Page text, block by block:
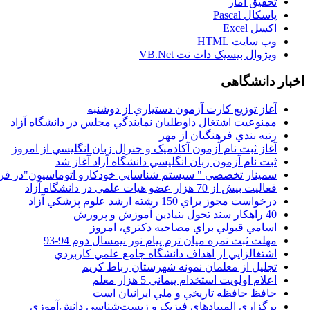
پاسکال Pascal
اکسل Excel
وب سايت HTML
ويژوال بيسيک دات نت VB.Net
اخبار دانشگاهی
آغاز توزيع کارت آزمون دستياري از دوشنبه
ممنوعيت اشتغال داوطلبان نمايندگي مجلس در دانشگاه آزاد
رتبه بندي فرهنگيان از مهر
آغاز ثبت نام آزمون آکادميک و جنرال زبان انگليسي از امروز
ثبت نام آزمون زبان انگليسي دانشگاه آزاد آغاز شد
سمينار تخصصي " سيستم شناسايي خودکارو اتوماسيون"در
فعاليت بيش از 70 هزار عضو هيات علمي در دانشگاه آزاد
درخواست مجوز براي 150 رشته ارشد علوم پزشکي آزاد
40 راهکار سند تحول بنيادين آموزش و پرورش
اسامي قبولي براي مصاحبه دکتري، امروز
مهلت ثبت نمره میان ترم پیام نور نیمسال دوم 94-93
اشتغالزايي از اهداف دانشگاه جامع علمي کاربردي
تجليل از معلمان نمونه شهرستان رباط کريم
اعلام اولويت استخدام پيماني 5 هزار معلم
حافظ حافظه تاريخي و ملي ايرانيان است
برگزاري المپيادهاي فيزيک و زيست‌شناسي دانش‌آموزي